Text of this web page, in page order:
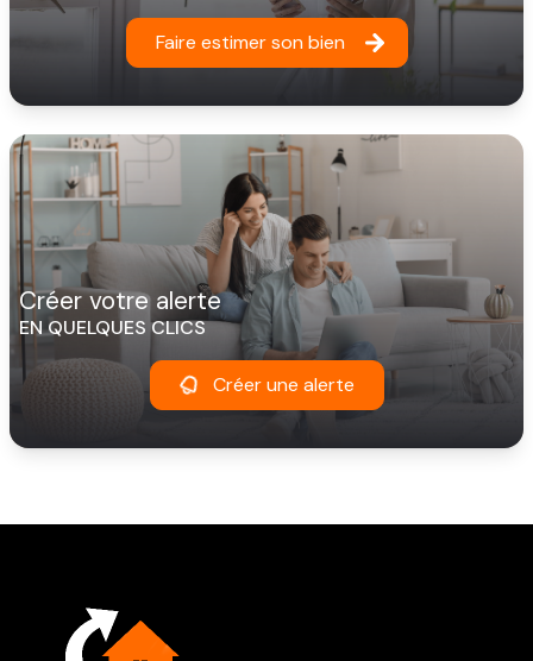
Faire estimer son bien
créer votre alerte
EN QUELQUES CLICS
Créer une alerte